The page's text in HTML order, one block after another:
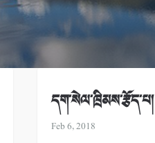
དག་སེལ་ཁྲིམས་རྩོད་པ།
Feb 6, 2018